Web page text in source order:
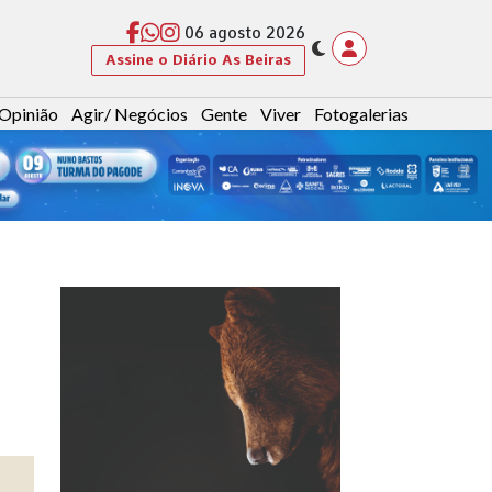
06 agosto 2026
Assine o Diário As Beiras
Agir/ Negócios Gente Viver Fotogalerias